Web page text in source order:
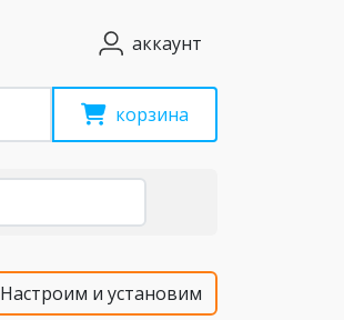
аккаунт
корзина
Настроим и установим